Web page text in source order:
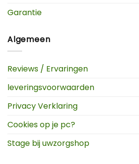
Garantie
Algemeen
Reviews / Ervaringen
leveringsvoorwaarden
Privacy Verklaring
Cookies op je pc?
Stage bij uwzorgshop